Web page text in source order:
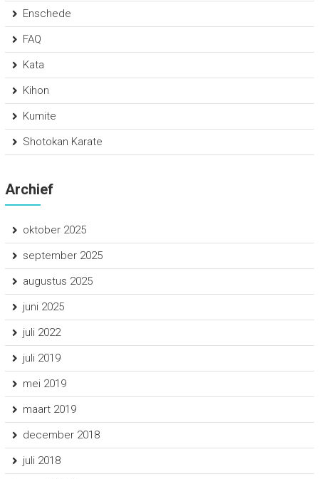
Enschede
FAQ
Kata
Kihon
Kumite
Shotokan Karate
Archief
oktober 2025
september 2025
augustus 2025
juni 2025
juli 2022
juli 2019
mei 2019
maart 2019
december 2018
juli 2018